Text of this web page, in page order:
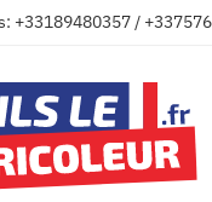
+33189480357 /